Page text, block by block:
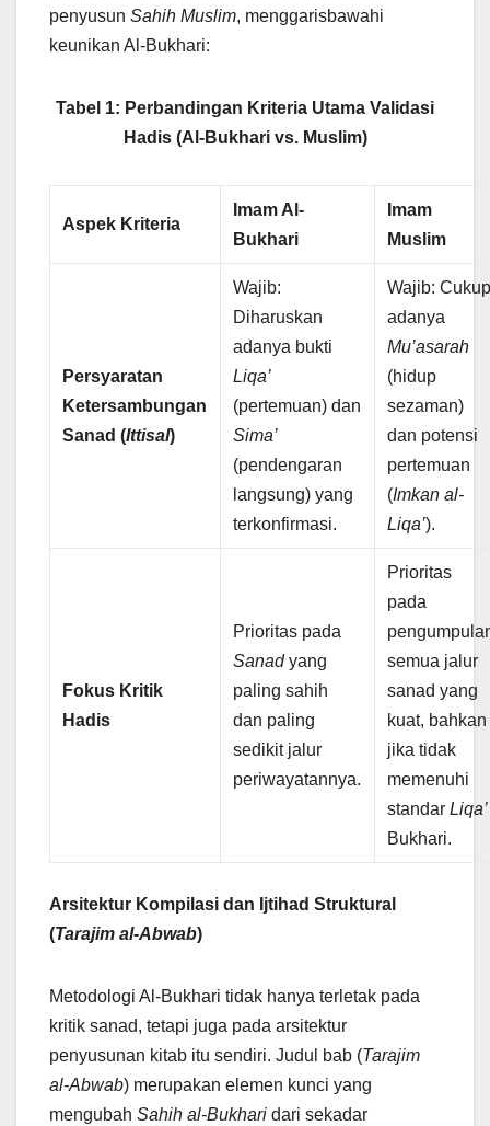
penyusun Sahih Muslim, menggarisbawahi
keunikan Al-Bukhari:
Tabel 1: Perbandingan Kriteria Utama Validasi
Hadis (Al-Bukhari vs. Muslim)
Aspek Kriteria
Imam Al-
Bukhari
Imam
Muslim
Persyaratan
Ketersambungan
Sanad (Ittisal)
Wajib:
Diharuskan
adanya bukti
Liqa’
(pertemuan) dan
Sima’
(pendengaran
langsung) yang
terkonfirmasi.
Wajib:
adanya
Mu’asarah
(hidup
sezaman)
dan potensi
pertemuan
(Imkan al-
Liqa’).
Fokus Kritik
Hadis
Prioritas pada
Sanadyang
paling sahih
dan paling
sedikit jalur
periwayatannya.
Prioritas
pada
semua jalur
sanad yang
kuat, bahkan
jika tidak
memenuhi
standarLiqa’
Bukhari.
Arsitektur Kompilasi dan Ijtihad Struktural
(Tarajim al-Abwab)
Metodologi Al-Bukhari tidak hanya terletak pada
kritik sanad, tetapi juga pada arsitektur
penyusunan kitab itu sendiri. Judul bab (Tarajim
al-Abwab) merupakan elemen kunci yang
mengubah Sahih al-Bukhari dari sekadar